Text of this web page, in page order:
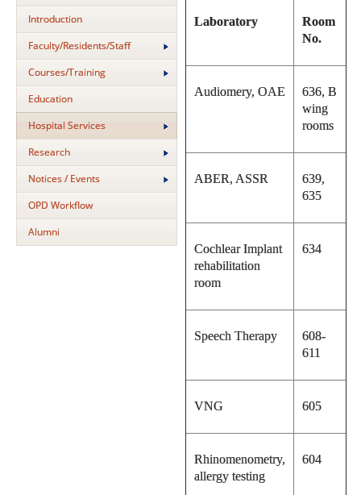
Introduction
Faculty/Residents/Staff
Courses/Training
Education
Hospital Services
Research
Notices / Events
OPD Workflow
Alumni
Laboratory
Room
No.
Audiomery, OAE
636, B
wing
rooms
ABER, ASSR
639,
635
Cochlear Implant
rehabilitation
room
634
Speech Therapy
608-
611
VNG 605
Rhinomenometry,
allergy testing
604